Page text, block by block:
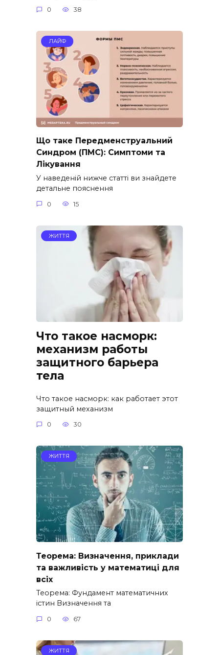
0 38
ЛАЙФ
Що таке Передменструальний
Синдром (ПМС): Симптоми та
Лікування
У наведеній нижче статті ви знайдете
детальне пояснення
0 15
ЖИТТЯ
Что такое насморк:
механизм работы
защитного барьера
тела
Что такое насморк: как работает этот
защитный механизм
0 30
ЖИТТЯ
Теорема: Визначення, приклади
та важливість у математиці для
всіх
Теорема: Фундамент математичних
істин Визначення та
0 67
ЖИТТЯ